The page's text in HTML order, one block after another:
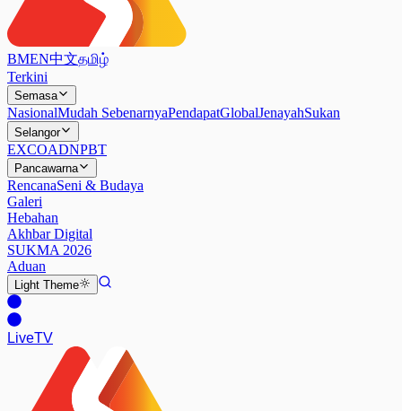
BMEN中文தமிழ்
Terkini
Semasa
NasionalMudah SebenarnyaPendapatGlobalJenayahSukan
Selangor
EXCOADNPBT
Pancawarna
RencanaSeni & Budaya
Galeri
Hebahan
Akhbar Digital
SUKMA 2026
Aduan
Light Theme
LiveTV